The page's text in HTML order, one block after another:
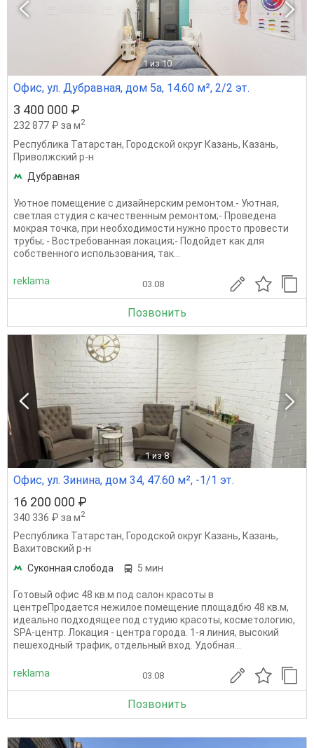
1 из 10
Офис, ул. Дубравная, дом 5а, 14.60 м², 2/2 эт.
3 400 000 ₽
232 877 ₽ за м2
Республика Татарстан, Городской округ Казань, Казань,
Приволжский р-н
Дубравная
Уютное помещение с дизайнерским ремонтом.- Уютная,
светлая студия с качественным ремонтом;- Проведена
мокрая точка, при необходимости нужно просто провести
трубы; - Востребованная локация;- Подойдет как для
собственного использования, так...
reklama 03.08
Позвонить
1 из 8
Офис, ул. Зинина, дом 34, 47.60 м², -1/1 эт.
16 200 000 ₽
340 336 ₽ за м2
Республика Татарстан, Городской округ Казань, Казань,
Вахитовский р-н
Суконная слобода
5 мин
Готовый офис 48 кв.м под салон красоты в
центреПродается нежилое помещение площадбю 48 кв.м,
идеально подходящее под студию красоты, косметологию,
SPA-центр. Локация - центра города. 1-я линия, высокий
пешеходный трафик, отдельный вход. Удобная...
reklama 03.08
Позвонить